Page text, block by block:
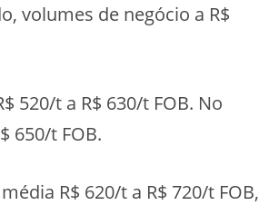
volumes de negócio a R$
520/t a R$ 630/t FOB. No
650/t FOB.
R$ 620/t a R$ 720/t FOB,